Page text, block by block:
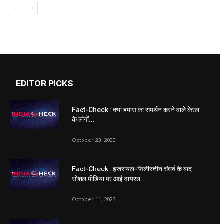
EDITOR PICKS
Fact-Check : क्या हमास का समर्थन करने वाले केरल
के लोगों...
October 23, 2023
Fact-Check : इजरायल-फिलीस्तीन संघर्ष के बाद
सोशल मीडिया पर आई वायरल...
October 11, 2023